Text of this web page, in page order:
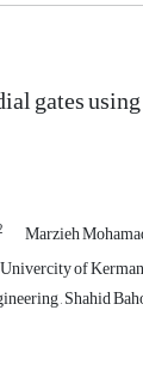
gates
Marzieh
of
, Shahid